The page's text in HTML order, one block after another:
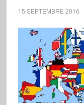
15 SEPTEMBRE 2016